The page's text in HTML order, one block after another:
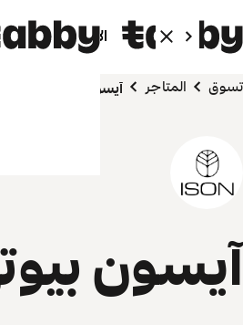
الأفراد
تسوق المتاجر آيسون بيوتي
آيسون